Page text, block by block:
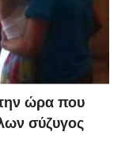
ώρα που
σύζυγος